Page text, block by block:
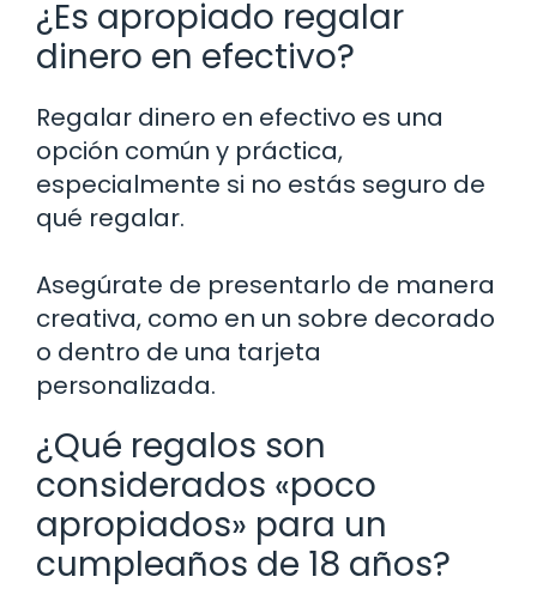
¿Es apropiado regalar
dinero en efectivo?
Regalar dinero en efectivo es una
opción común y práctica,
especialmente si no estás seguro de
qué regalar.
Asegúrate de presentarlo de manera
creativa, como en un sobre decorado
o dentro de una tarjeta
personalizada.
¿Qué regalos son
considerados «poco
apropiados» para un
cumpleaños de 18 años?